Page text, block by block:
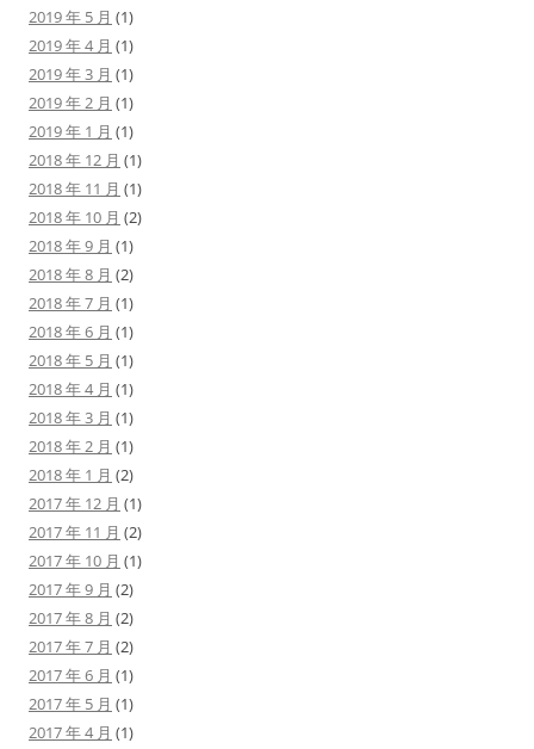
2019 年 5 月 (1)
2019 年 4 月 (1)
2019 年 3 月 (1)
2019 年 2 月 (1)
2019 年 1 月 (1)
2018 年 12 月 (1)
2018 年 11 月 (1)
2018 年 10 月 (2)
2018 年 9 月 (1)
2018 年 8 月 (2)
2018 年 7 月 (1)
2018 年 6 月 (1)
2018 年 5 月 (1)
2018 年 4 月 (1)
2018 年 3 月 (1)
2018 年 2 月 (1)
2018 年 1 月 (2)
2017 年 12 月 (1)
2017 年 11 月 (2)
2017 年 10 月 (1)
2017 年 9 月 (2)
2017 年 8 月 (2)
2017 年 7 月 (2)
2017 年 6 月 (1)
2017 年 5 月 (1)
2017 年 4 月 (1)